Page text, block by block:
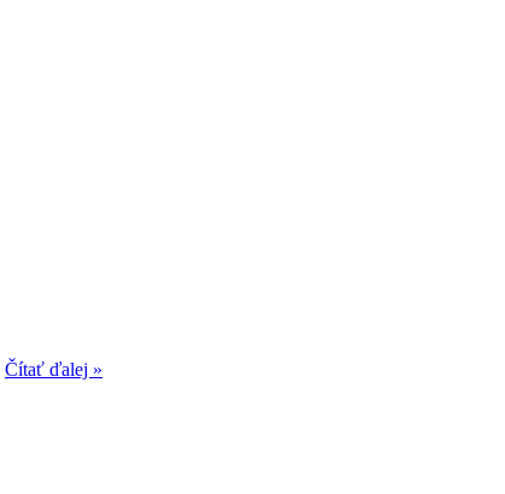
Čítať ďalej »